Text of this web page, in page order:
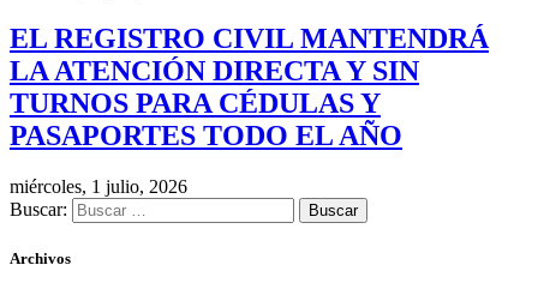
EL REGISTRO CIVIL MANTENDRÁ
LA ATENCIÓN DIRECTA Y SIN
TURNOS PARA CÉDULAS Y
PASAPORTES TODO EL AÑO
miércoles, 1 julio, 2026
Buscar:
Archivos